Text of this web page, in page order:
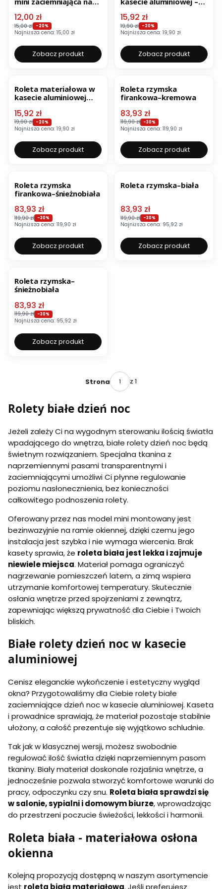
Cena promocyjna
12,00 zł
15,00 zł -20%
Najniższa cena: 15,00 zł
Zobacz produkt
Cena promocyjna
15,92 zł
19,90 zł -20%
Najniższa cena: 19,90 zł
Zobacz produkt
Roleta materiałowa w
kasecie aluminiowej
Cena promocyjna
15,92 zł
19,90 zł -20%
Najniższa cena: 19,90 zł
Zobacz produkt
Roleta rzymska
firankowa–kremowa
Cena promocyjna
83,93 zł
119,90 zł -30%
Najniższa cena: 119,90 zł
Zobacz produkt
Roleta rzymska
firankowa–śnieżnobiała
Cena promocyjna
83,93 zł
119,90 zł -30%
Najniższa cena: 119,90 zł
Zobacz produkt
Roleta rzymska–biała
Cena promocyjna
83,93 zł
119,90 zł -30%
Najniższa cena: 95,92 zł
Zobacz produkt
Roleta rzymska–
śnieżnobiała
Cena promocyjna
83,93 zł
119,90 zł -30%
Najniższa cena: 95,92 zł
Zobacz produkt
Strona z 1
Rolety białe dzień noc
Jeżeli zależy Ci na wygodnym sterowaniu ilością światła
wpadającego do wnętrza, białe rolety dzień noc będą
świetnym rozwiązaniem. Specjalna tkanina z
naprzemiennymi pasami transparentnymi i
zaciemniającymi umożliwi Ci płynne regulowanie
poziomu nasłonecznienia, bez konieczności
całkowitego podnoszenia rolety.
Oferowany przez nas model mini montowany jest
bezinwazyjnie na ramie okiennej, dzięki czemu jego
instalacja jest szybka i nie wymaga wiercenia. Brak
kasety sprawia, że roleta biała jest lekka i zajmuje
niewiele miejsca. Materiał pomaga ograniczyć
nagrzewanie pomieszczeń latem, a zimą wspiera
utrzymanie komfortowej temperatury. Skutecznie
osłania wnętrze przed spojrzeniami z zewnątrz,
zapewniając większą prywatność dla Ciebie i Twoich
bliskich.
Białe rolety dzień noc w kasecie
aluminiowej
Cenisz eleganckie wykończenie i estetyczny wygląd
okna? Przygotowaliśmy dla Ciebie rolety białe
zaciemniające dzień noc w kasecie aluminiowej. Kaseta
i prowadnice sprawiają, że materiał pozostaje stabilnie
ułożony, a całość prezentuje się wyjątkowo schludnie.
Tak jak w klasycznej wersji, możesz swobodnie
regulować ilość światła dzięki naprzemiennym pasom
tkaniny. Biały materiał doskonale rozjaśnia wnętrze, a
jednocześnie pozwala stworzyć komfortowe warunki do
pracy, odpoczynku czy snu. Roleta biała sprawdzi się
w salonie, sypialni i domowym biurze, wprowadzając
do przestrzeni poczucie świeżości, lekkości i harmonii.
Roleta biała - materiałowa osłona
okienna
Kolejną propozycją dostępną w naszym asortymencie